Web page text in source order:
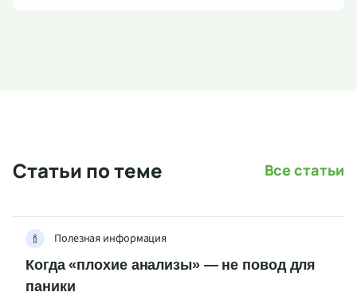
Статьи по теме Все статьи
Полезная информация
Когда «плохие анализы» — не повод для
паники